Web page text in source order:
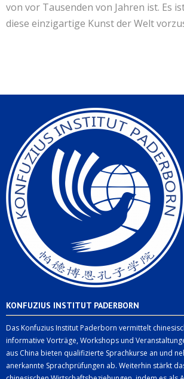
von vor Tausenden von Jahren ist. Es
diese einzigartige Kunst der Welt
KONFUZIUS INSTITUT PADERBORN
Das Konfuzius Institut Paderborn vermittelt
informative Vorträge, Workshops und
aus China bieten qualifizierte Sprachkurse an und
anerkannte Sprachprüfungen ab. Weiterhin stärkt